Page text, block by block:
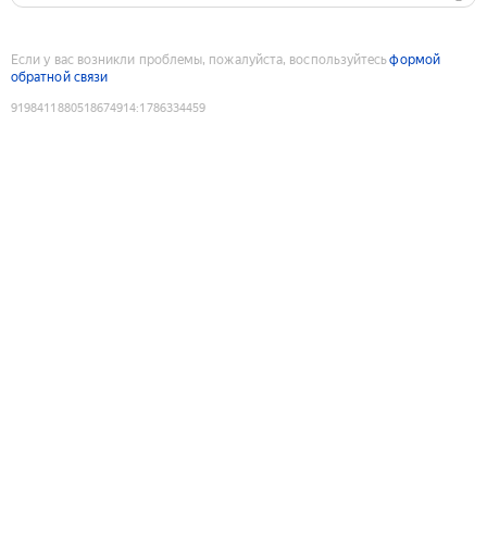
Если у вас возникли проблемы, пожалуйста, воспользуйтесьформой
обратной связи
9198411880518674914:1786334459